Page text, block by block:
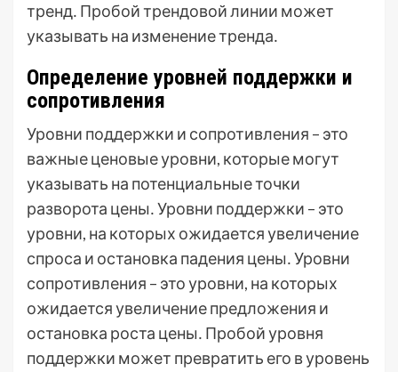
тренд․ Пробой трендовой линии может
указывать на изменение тренда․
Определение уровней поддержки и
сопротивления
Уровни поддержки и сопротивления – это
важные ценовые уровни, которые могут
указывать на потенциальные точки
разворота цены․ Уровни поддержки – это
уровни, на которых ожидается увеличение
спроса и остановка падения цены․ Уровни
сопротивления – это уровни, на которых
ожидается увеличение предложения и
остановка роста цены․ Пробой уровня
поддержки может превратить его в уровень